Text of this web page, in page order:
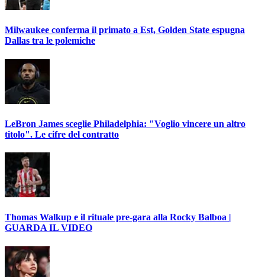
Milwaukee conferma il primato a Est, Golden State espugna
Dallas tra le polemiche
LeBron James sceglie Philadelphia: "Voglio vincere un altro
titolo". Le cifre del contratto
Thomas Walkup e il rituale pre-gara alla Rocky Balboa |
GUARDA IL VIDEO